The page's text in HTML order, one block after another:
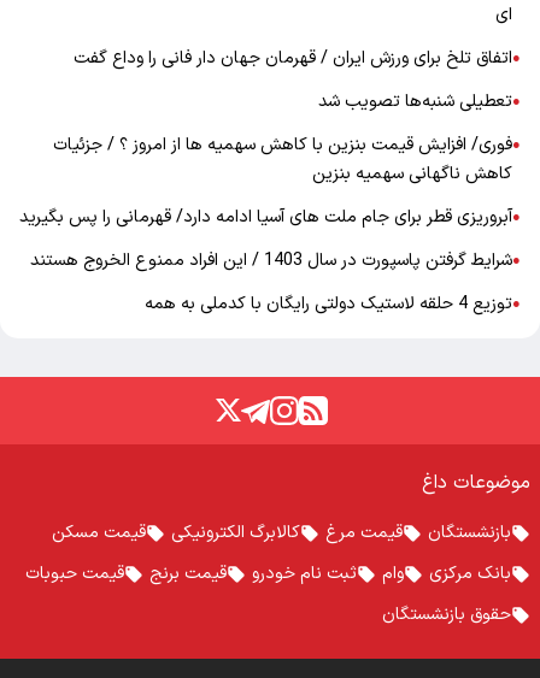
ای
●اتفاق تلخ برای ورزش ایران / قهرمان جهان دار فانی را وداع گفت
●تعطیلی شنبه‌ها تصویب شد
●فوری/ افزایش قیمت بنزین با کاهش سهمیه ها از امروز ؟ / جزئیات
کاهش ناگهانی سهمیه بنزین
●آبروریزی قطر برای جام ملت های آسیا ادامه دارد/ قهرمانی را پس بگیرید
●شرایط گرفتن پاسپورت در سال 1403 / این افراد ممنوع الخروج هستند
●توزیع 4 حلقه لاستیک دولتی رایگان با کدملی به همه
موضوعات داغ
بازنشستگان قیمت مرغ کالابرگ الکترونیکی
قیمت مسکن
بانک مرکزی
وام ثبت نام خودرو قیمت برنج
قیمت حبوبات
حقوق بازنشستگان